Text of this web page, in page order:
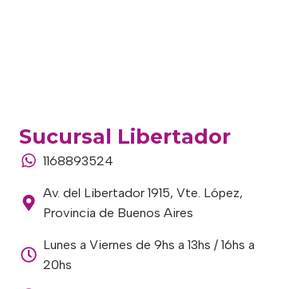
Sucursal Libertador
1168893524
Av. del Libertador 1915, Vte. López,
Provincia de Buenos Aires
Lunes a Viernes de 9hs a 13hs / 16hs a
20hs